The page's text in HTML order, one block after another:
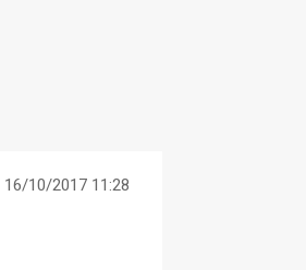
16/10/2017 11:28